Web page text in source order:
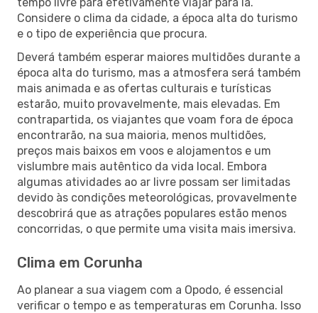
Considere o clima da cidade, a época alta do turismo
e o tipo de experiência que procura.
Deverá também esperar maiores multidões durante a
época alta do turismo, mas a atmosfera será também
mais animada e as ofertas culturais e turísticas
estarão, muito provavelmente, mais elevadas. Em
contrapartida, os viajantes que voam fora de época
encontrarão, na sua maioria, menos multidões,
preços mais baixos em voos e alojamentos e um
vislumbre mais autêntico da vida local. Embora
algumas atividades ao ar livre possam ser limitadas
devido às condições meteorológicas, provavelmente
descobrirá que as atrações populares estão menos
concorridas, o que permite uma visita mais imersiva.
Clima em Corunha
Ao planear a sua viagem com a Opodo, é essencial
verificar o tempo e as temperaturas em Corunha. Isso